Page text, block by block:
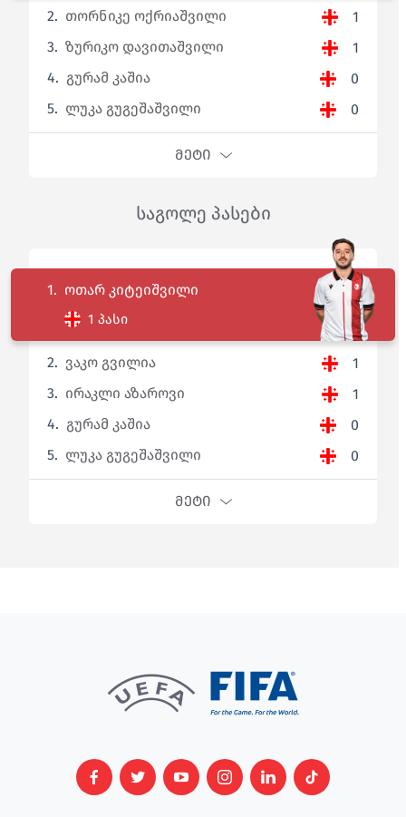
2. თორნიკე ოქრიაშვილი
1
3. ზურიკო დავითაშვილი
1
4. გურამ კაშია
0
5. ლუკა გუგეშაშვილი 0
ᲛᲔᲢᲘ
საგოლე პასები
1. ოთარ კიტეიშვილი
1 პასი
2. ვაკო გვილია
1
3. ირაკლი აზაროვი
1
4. გურამ კაშია
0
5. ლუკა გუგეშაშვილი 0
ᲛᲔᲢᲘ